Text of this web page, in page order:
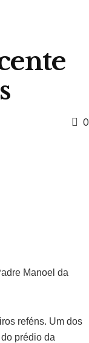
0
Manoel da
reféns. Um dos
prédio da